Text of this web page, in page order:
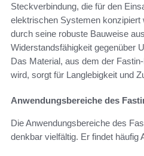
Steckverbindung, die für den
elektrischen Systemen konzipiert
durch seine robuste Bauweise
Widerstandsfähigkeit gegenüber
Das Material, aus dem der
wird, sorgt für Langlebigkeit und
Anwendungsbereiche des
Die Anwendungsbereiche des
denkbar vielfältig. Er findet häufig